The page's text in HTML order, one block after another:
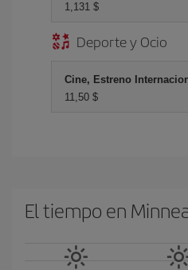
1,131 $
Deporte y Ocio
Cine, Estreno
11,50 $
El tiempo en